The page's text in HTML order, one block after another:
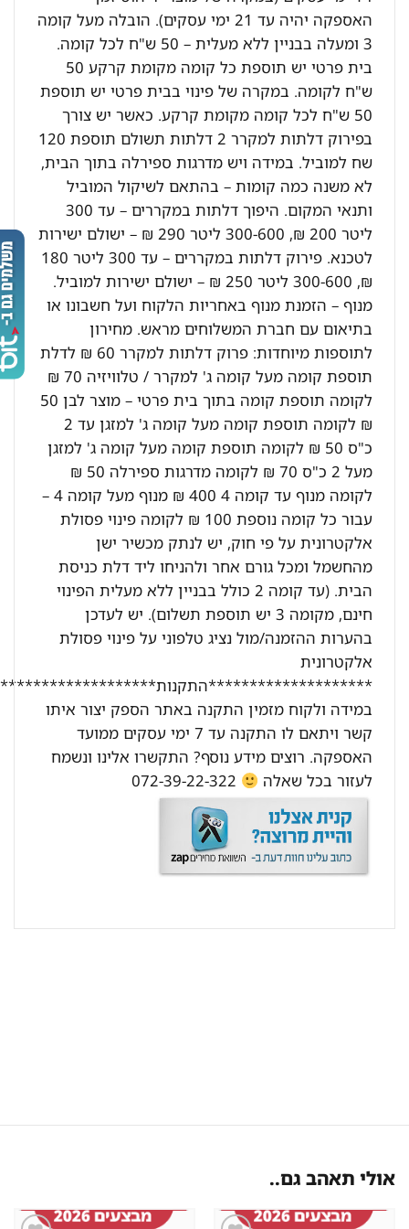
האספקה יהיה עד 21 ימי עסקים). הובלה מעל קומה
3 ומעלה בבניין ללא מעלית – 50 ש"ח לכל קומה.
בית פרטי יש תוספת כל קומה מקומת קרקע 50
ש"ח לקומה. במקרה של פינוי בבית פרטי יש תוספת
50 ש"ח לכל קומה מקומת קרקע. כאשר יש צורך
בפירוק דלתות למקרר 2 דלתות תשולם תוספת 120
שח למוביל. במידה ויש מדרגות ספירלה בתוך הבית,
לא משנה כמה קומות – בהתאם לשיקול המוביל
ותנאי המקום. היפוך דלתות במקררים – עד 300
ליטר 200 ₪, 300-600 ליטר 290 ₪ – ישולם ישירות
לטכנא. פירוק דלתות במקררים – עד 300 ליטר 180
₪, 300-600 ליטר 250 ₪ – ישולם ישירות למוביל.
מנוף – הזמנת מנוף באחריות הלקוח ועל חשבונו או
בתיאום עם חברת המשלוחים מראש. מחירון
לתוספות מיוחדות: פרוק דלתות למקרר 60 ₪ לדלת
תוספת קומה מעל קומה ג' למקרר / טלוויזיה 70 ₪
לקומה תוספת קומה בתוך בית פרטי – מוצר לבן 50
₪ לקומה תוספת קומה מעל קומה ג' למזגן עד 2
כ"ס 50 ₪ לקומה תוספת קומה מעל קומה ג' למזגן
מעל 2 כ"ס 70 ₪ לקומה מדרגות ספירלה 50 ₪
לקומה מנוף עד קומה 4 400 ₪ מנוף מעל קומה 4 –
עבור כל קומה נוספת 100 ₪ לקומה פינוי פסולת
אלקטרונית על פי חוק, יש לנתק מכשיר ישן
מהחשמל ומכל גורם אחר ולהניחו ליד דלת כניסת
הבית. (עד קומה 2 כולל בבניין ללא מעלית הפינוי
חינם, מקומה 3 יש תוספת תשלום). יש לעדכן
בהערות ההזמנה/מול נציג טלפוני על פינוי פסולת
אלקטרונית
********************התקנות********************:
במידה ולקוח מזמין התקנה באתר הספק יצור איתו
קשר ויתאם לו התקנה עד 7 ימי עסקים ממועד
האספקה. רוצים מידע נוסף? התקשרו אלינו ונשמח
לעזור בכל שאלה
072-39-22-322
אולי תאהב גם..